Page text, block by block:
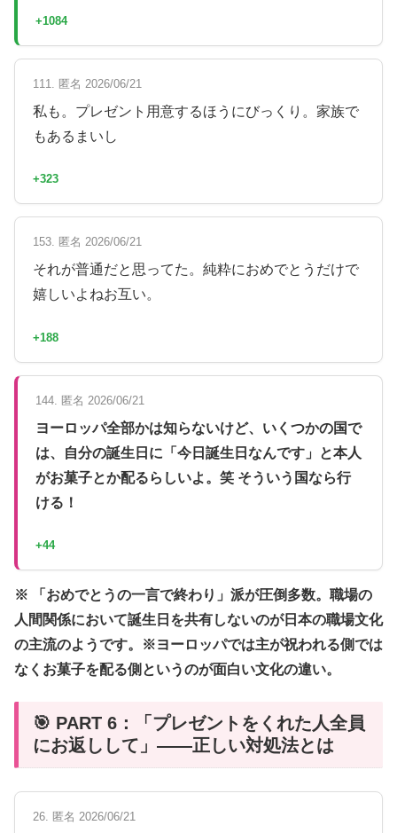
+1084
111. 匿名 2026/06/21
私も。プレゼント用意するほうにびっくり。家族で
もあるまいし
+323
153. 匿名 2026/06/21
それが普通だと思ってた。純粋におめでとうだけで
嬉しいよねお互い。
+188
144. 匿名 2026/06/21
ヨーロッパ全部かは知らないけど、いくつかの国で
は、自分の誕生日に「今日誕生日なんです」と本人
がお菓子とか配るらしいよ。笑 そういう国なら行
ける！
+44
※ 「おめでとうの一言で終わり」派が圧倒多数。職場の
人間関係において誕生日を共有しないのが日本の職場文化
の主流のようです。※ヨーロッパでは主が祝われる側では
なくお菓子を配る側というのが面白い文化の違い。
🎯 PART 6：「プレゼントをくれた人全員
にお返しして」――正しい対処法とは
26. 匿名 2026/06/21